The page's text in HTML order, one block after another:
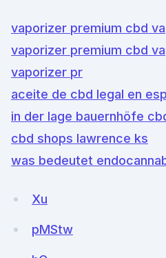
vaporizer premium cbd
vaporizer premium cbd
vaporizer pr
aceite de cbd legal en
in der lage bauernhöfe
cbd shops lawrence ks
was bedeutet
Xu
pMStw